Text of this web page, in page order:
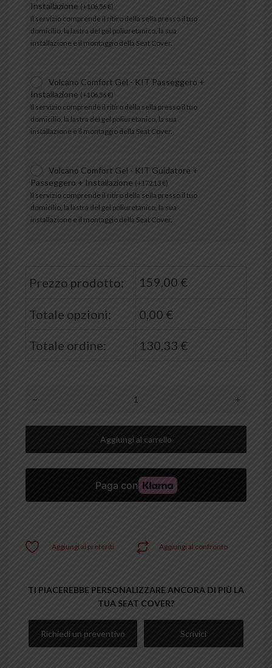
Installazione (+106,56€)
Il servizio comprende il ritiro della sella presso il tuo
domicilio, la lastra del gel poliuretanico, la sua
installazione e il montaggio della Seat Cover.
Volcano Comfort Gel - KIT Passeggero +
Installazione (+106,56€)
Il servizio comprende il ritiro della sella presso il tuo
domicilio, la lastra del gel poliuretanico, la sua
installazione e il montaggio della Seat Cover.
Volcano Comfort Gel - KIT Guidatore +
Passeggero + Installazione (+172,13€)
Il servizio comprende il ritiro della sella presso il tuo
domicilio, la lastra del gel poliuretanico, la sua
installazione e il montaggio della Seat Cover.
Prezzo prodotto: 159,00 €
Totale opzioni: 0,00 €
Totale ordine: 130,33 €
Aggiungi al carrello
Aggiungi al confronto
Aggiungi ai preferiti
TI PIACEREBBE PERSONALIZZARE ANCORA DI PIÙ LA
TUA SEAT COVER?
Richiedi un preventivo Scrivici